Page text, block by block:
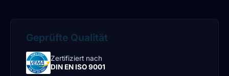
Geprüfte Qualität
Zertifiziert nach
DIN EN ISO 9001